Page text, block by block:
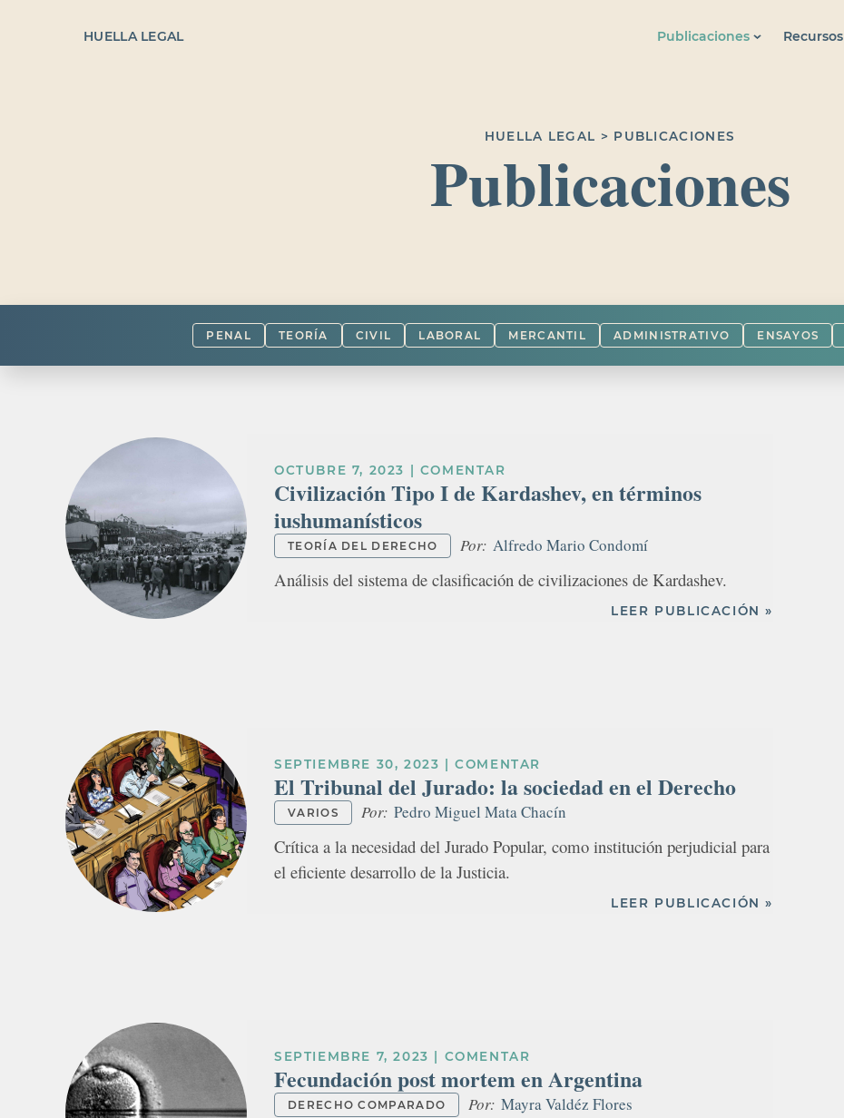
HUELLA LEGAL Publicaciones Recursos
HUELLA LEGAL > PUBLICACIONES
Publicaciones
PENAL TEORÍA CIVIL LABORAL MERCANTIL ADMINISTRATIVO ENSAYOS
OCTUBRE 7, 2023 COMENTAR
Civilización Tipo I de Kardashev, en términos
iushumanísticos
TEORÍA DEL DERECHO Por:Alfredo Mario Condomí
Análisis del sistema de clasificación de civilizaciones de Kardashev.
LEER PUBLICACIÓN »
SEPTIEMBRE 30, 2023 |COMENTAR
El Tribunal del Jurado: la sociedad en el Derecho
VARIOS Por: Pedro Miguel Mata Chacín
Crítica a la necesidad del Jurado Popular, como institución perjudicial para
el eficiente desarrollo de la Justicia.
LEER PUBLICACIÓN »
SEPTIEMBRE 7, 2023 COMENTAR
Fecundación post mortem en Argentina
DERECHO COMPARADO Por:Mayra Valdéz Flores